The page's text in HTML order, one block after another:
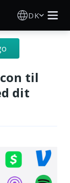
DK
til
dit